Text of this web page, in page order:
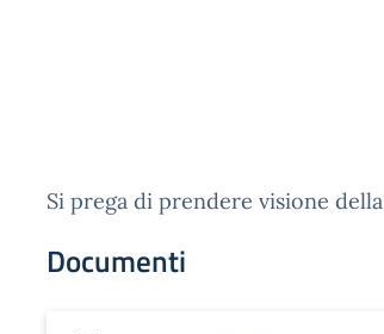
Si prega di prendere visione della
Documenti